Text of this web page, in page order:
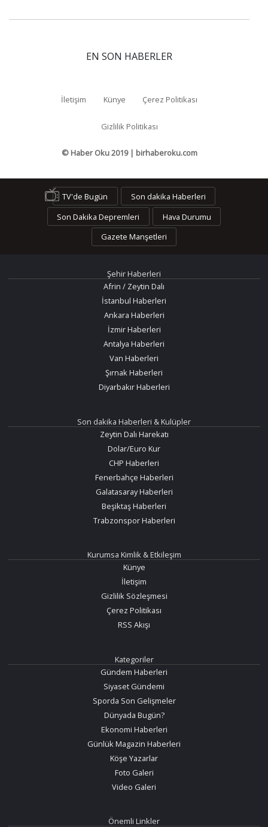
EN SON HABERLER
İletişim Künye Çerez Politikası
Gizlilik Politikası
© Haber Oku 2019 | birhaberoku.com
TV'de Bugün
Son dakika Haberleri
Son Dakika Depremleri
Hava Durumu
Gazete Manşetleri
Şehir Haberleri
Afrin / Zeytin Dalı
İstanbul Haberleri
Ankara Haberleri
İzmir Haberleri
Antalya Haberleri
Van Haberleri
Şırnak Haberleri
Diyarbakır Haberleri
Son dakika Haberleri & Kulüpler
Zeytin Dalı Harekatı
Dolar/Euro Kur
CHP Haberleri
Fenerbahçe Haberleri
Galatasaray Haberleri
Beşiktaş Haberleri
Trabzonspor Haberleri
Kurumsa Kimlik & Etkileşim
Künye
İletişim
Gizlilik Sözleşmesi
Çerez Politikası
RSS Akışı
Kategoriler
Gündem Haberleri
Siyaset Gündemi
Sporda Son Gelişmeler
Dünyada Bugün?
Ekonomi Haberleri
Günlük Magazin Haberleri
Köşe Yazarlar
Foto Galeri
Video Galeri
Önemli Linkler